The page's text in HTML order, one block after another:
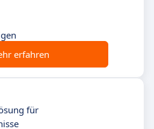
erfahren
für